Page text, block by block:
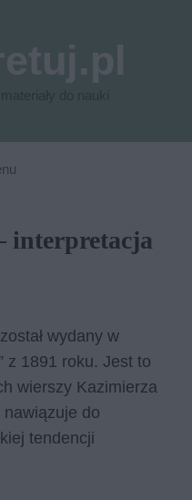
interpretacja
wydany w
z 1891 roku. Jest to
wierszy Kazimierza
do
tendencji